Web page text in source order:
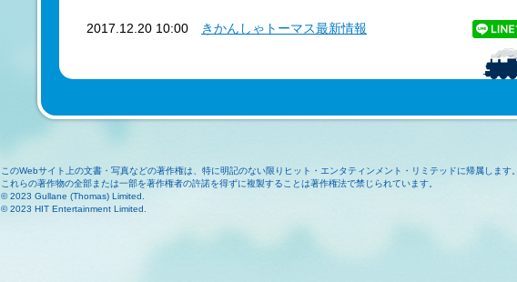
2017.12.20 10:00 きかんしゃトーマス最新情報
このWebサイト上の文書・写真などの著作権は、特に明記のない限りヒット・エンタティンメント・リミテッドに帰属します。
これらの著作物の全部または一部を著作権者の許諾を得ずに複製することは著作権法で禁じられています。
© 2023 Gullane (Thomas) Limited.
© 2023 HIT Entertainment Limited.